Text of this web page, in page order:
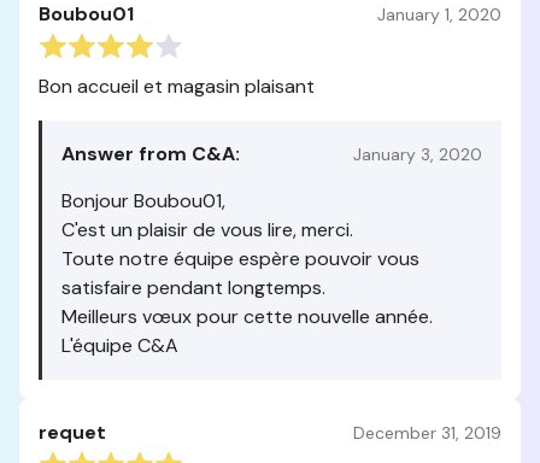
Boubou01 January 1, 2020
Bon accueil et magasin plaisant
Answer from C&A: January 3, 2020
Bonjour Boubou01,
C'est un plaisir de vous lire, merci.
Toute notre équipe espère pouvoir vous
satisfaire pendant longtemps.
Meilleurs vœux pour cette nouvelle année.
L'équipe C&A
requet December 31, 2019